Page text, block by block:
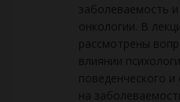
заболеваемость
онкологии. В
рассмотрены
влиянии
поведенческого
на